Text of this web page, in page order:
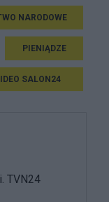
NARODOWE
PIENIĄDZE
SALON24
TVN24